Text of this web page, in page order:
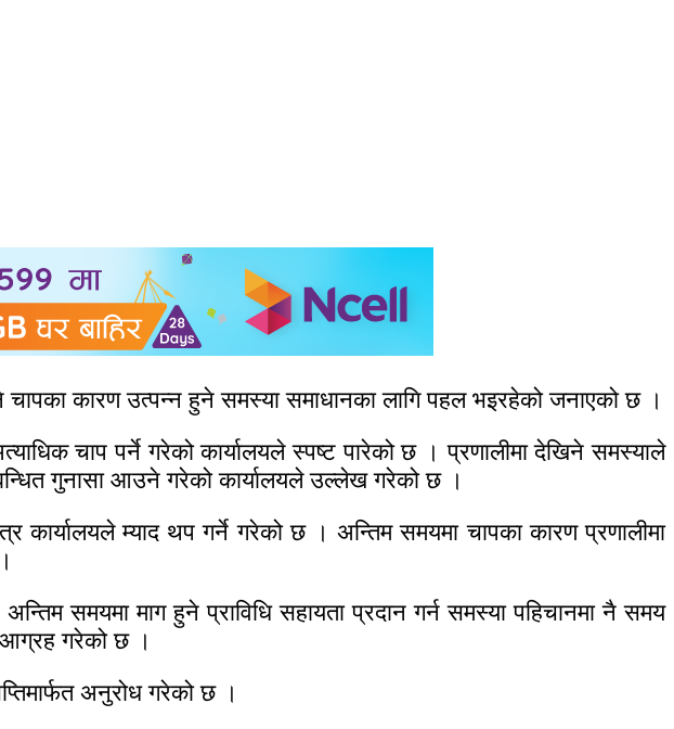
चापका कारण उत्पन्न हुने समस्या समाधानका लागि पहल भइरहेको जनाएको छ ।
चाप पर्ने गरेको कार्यालयले स्पष्ट पारेको छ । प्रणालीमा देखिने समस्याले
गुनासा आउने गरेको कार्यालयले उल्लेख गरेको छ ।
कार्यालयले म्याद थप गर्ने गरेको छ । अन्तिम समयमा चापका कारण प्रणालीमा
समयमा माग हुने प्राविधि सहायता प्रदान गर्न समस्या पहिचानमा नै समय
आग्रह गरेको छ ।
अनुरोध गरेको छ ।